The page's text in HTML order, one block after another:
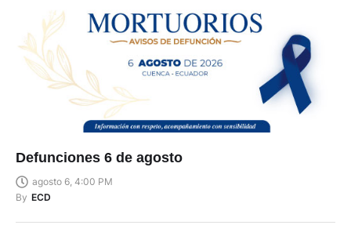
Defunciones 6 de agosto
agosto 6, 4:00 PM
By ECD